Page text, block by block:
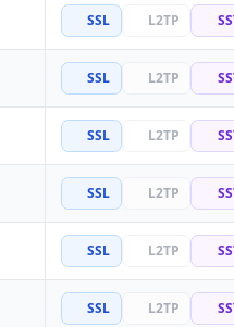
SSL L2TP
SSL L2TP
SSL L2TP
SSL L2TP
SSL L2TP
SSL L2TP